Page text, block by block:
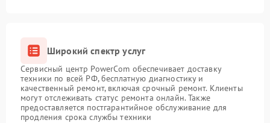
Широкий спектр услуг
Сервисный центр PowerCom обеспечивает доставку
техники по всей РФ, бесплатную диагностику и
качественный ремонт, включая срочный ремонт. Клиенты
могут отслеживать статус ремонта онлайн. Также
предоставляется постгарантийное обслуживание для
продления срока службы техники